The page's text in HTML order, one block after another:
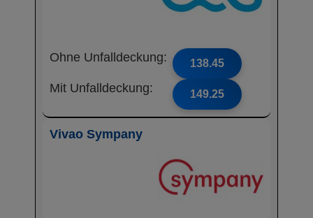
Ohne Unfalldeckung: 138.45
Mit Unfalldeckung: 149.25
Vivao Sympany